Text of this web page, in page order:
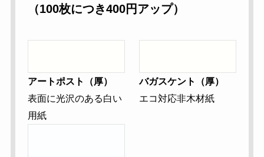
（100枚につき400円アップ）
アートポスト（厚）
表面に光沢のある白い
用紙
バガスケント（厚）
エコ対応非木材紙